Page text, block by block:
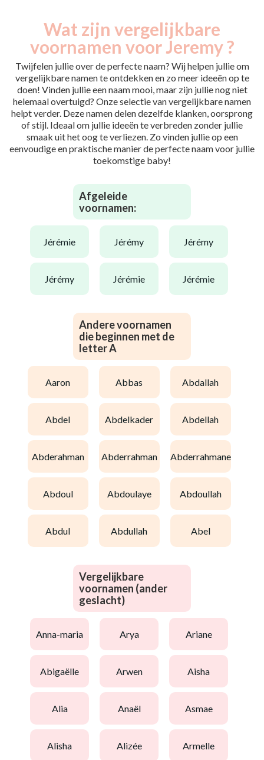
Wat zijn vergelijkbare
voornamen voor Jeremy ?
Twijfelen jullie over de perfecte naam? Wij helpen jullie om
vergelijkbare namen te ontdekken en zo meer ideeën op te
doen! Vinden jullie een naam mooi, maar zijn jullie nog niet
helemaal overtuigd? Onze selectie van vergelijkbare namen
helpt verder. Deze namen delen dezelfde klanken, oorsprong
of stijl. Ideaal om jullie ideeën te verbreden zonder jullie
smaak uit het oog te verliezen. Zo vinden jullie op een
eenvoudige en praktische manier de perfecte naam voor jullie
toekomstige baby!
Afgeleide
voornamen:
jérémie jérémy jérémy
jérémy jérémie jérémie
Andere voornamen
die beginnen met de
letter A
aaron abbas abdallah
abdel abdelkader abdellah
abderahman abderrahman abderrahmane
abdoul abdoulaye abdoullah
abdul abdullah abel
Vergelijkbare
voornamen (ander
geslacht)
anna-maria arya ariane
abigaëlle arwen aisha
alia anaël asmae
alisha alizée armelle